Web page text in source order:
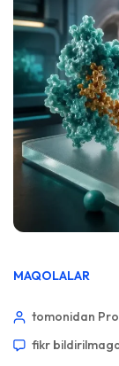
MAQOLALAR
tomonidan
fikr